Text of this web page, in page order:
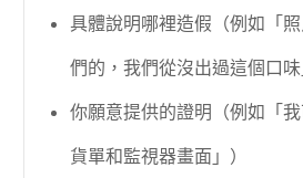
具體說明哪裡造假（例如「
們的，我們從沒出過這個口味
你願意提供的證明（例如「
貨單和監視器畫面」）